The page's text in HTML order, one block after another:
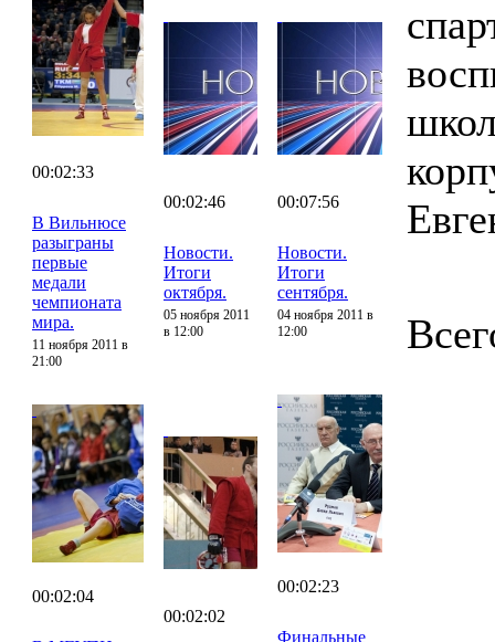
00:02:33
В Вильнюсе
разыграны
первые
медали
чемпионата
мира.
11 ноября 2011 в
21:00
00:02:46
Новости.
Итоги
октября.
05 ноября 2011
в 12:00
00:07:56
Новости.
Итоги
сентября.
04 ноября 2011 в
12:00
00:02:04
00:02:02
00:02:23
Финальные